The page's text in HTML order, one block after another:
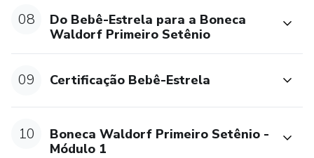
08
Do Bebê-Estrela para a Boneca
Waldorf Primeiro Setênio
09 Certificação Bebê-Estrela
10
Boneca Waldorf Primeiro Setênio -
Módulo 1